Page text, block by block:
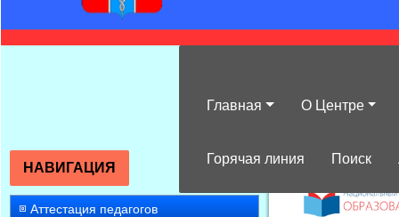
Главная О Центре
Горячая линия Поиск
НАВИГАЦИЯ
Аттестация педагогов